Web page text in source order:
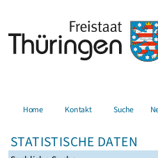
Home Kontakt Suche
STATISTISCHE DATEN